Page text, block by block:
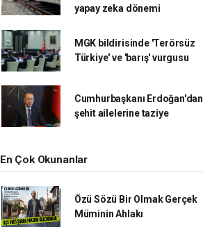
yapay zeka dönemi
MGK bildirisinde 'Terörsüz
Türkiye' ve 'barış' vurgusu
Cumhurbaşkanı Erdoğan'dan
şehit ailelerine taziye
En Çok Okunanlar
Özü Sözü Bir Olmak Gerçek
Müminin Ahlakı